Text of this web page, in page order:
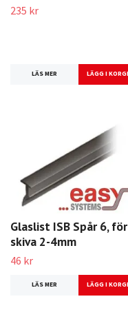
235 kr
LÄS MER
Glaslist ISB Spår 6, för
skiva 2-4mm
46 kr
LÄS MER